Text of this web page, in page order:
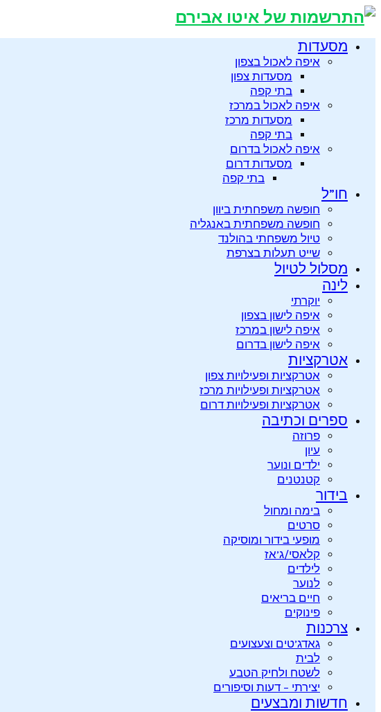
מסעדות
איפה לאכול בצפון
מסעדות צפון
בתי קפה
איפה לאכול במרכז
מסעדות מרכז
בתי קפה
איפה לאכול בדרום
מסעדות דרום
בתי קפה
חו”ל
חופשה משפחתית ביוון
חופשה משפחתית באנגליה
טיול משפחתי בהולנד
שייט תעלות בצרפת
מסלול לטיול
לינה
יוקרתי
איפה לישון בצפון
איפה לישון במרכז
איפה לישון בדרום
אטרקציות
אטרקציות ופעילויות צפון
אטרקציות ופעילויות מרכז
אטרקציות ופעילויות דרום
ספרים וכתיבה
פרוזה
עיון
ילדים ונוער
קטנטנים
בידור
בימה ומחול
סרטים
מופעי בידור ומוסיקה
קלאסי/ג’אז
לילדים
לנוער
חיים בריאים
פינוקים
צרכנות
גאדג’טים וצעצועים
לבית
לשטח ולחיק הטבע
יצירתי – דעות וסיפורים
חדשות ומבצעים